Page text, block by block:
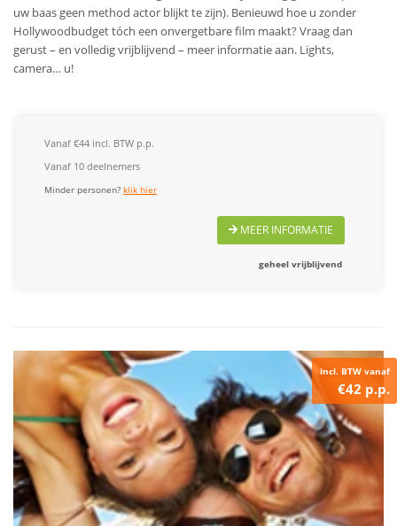
uw baas geen method actor blijkt te zijn). Benieuwd hoe u zonder
Hollywoodbudget tóch een onvergetbare film maakt? Vraag dan
gerust – en volledig vrijblijvend – meer informatie aan. Lights,
camera… u!
Vanaf €44 incl. BTW p.p.
Vanaf 10 deelnemers
Minder personen?klik hier
MEER INFORMATIE
geheel vrijblijvend
incl. BTW vanaf
€42 p.p.